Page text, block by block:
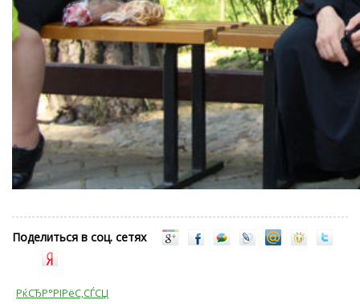
Поделиться в соц. сетях
РќСЂР°РІРёС‚СЃСЏ